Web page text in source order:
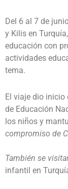
Del 6 al 7 de
y Kilis en
educación con
actividades
tema.
El viaje dio inicio
de Educación
los niños y
compromiso de
También se
infantil en